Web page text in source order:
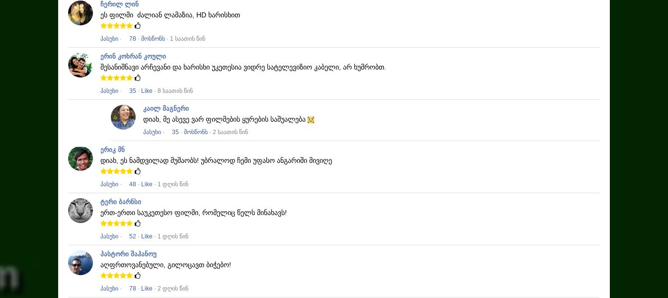
ჩერილ ლინ
ეს ფილმი ძალიან ლამაზია, HD ხარისხით
პასუხი · 78 · მოსწონს · 1 საათის წინ
ერინ კოხრან კოული
შესანიშნავი არჩევანი და ხარისხი უკეთესია ვიდრე სატელევიზიო კაბელი, არ ხუმრობთ.
პასუხი · 35 · Like · 8 საათის წინ
კაილ მაგნერი
დიახ, მე ასევე ვარ ფილმების ყურების საშუალება
პასუხი · 35 · მოსწონს · 2 საათის წინ
ერიკ მნ
დიახ, ეს ნამდვილად მუშაობს! უბრალოდ ჩემი უფასო ანგარიში მივიღე
პასუხი · 48 · Like · 1 დღის წინ
ტერი ბარნსი
ერთ-ერთი საუკეთესო ფილმი, რომელიც წელს მინახავს!
პასუხი · 52 · Like · 1 დღის წინ
პასტორი შაჰანოუ
აღფრთოვანებული, გილოცავთ ბიჭებო!
პასუხი · 78 · Like · 2 დღის წინ